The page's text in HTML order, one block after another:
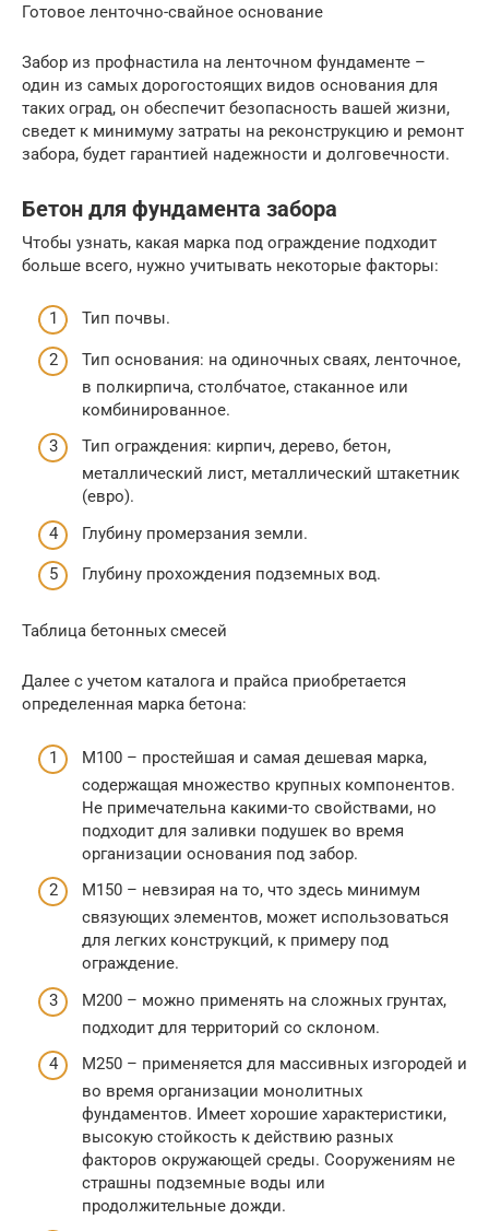
Готовое ленточно-свайное основание
Забор из профнастила на ленточном фундаменте –
один из самых дорогостоящих видов основания для
таких оград, он обеспечит безопасность вашей жизни,
сведет к минимуму затраты на реконструкцию и ремонт
забора, будет гарантией надежности и долговечности.
Бетон для фундамента забора
Чтобы узнать, какая марка под ограждение подходит
больше всего, нужно учитывать некоторые факторы:
Тип почвы.
Тип основания: на одиночных сваях, ленточное,
в полкирпича, столбчатое, стаканное или
комбинированное.
Тип ограждения: кирпич, дерево, бетон,
металлический лист, металлический штакетник
(евро).
Глубину промерзания земли.
Глубину прохождения подземных вод.
Таблица бетонных смесей
Далее с учетом каталога и прайса приобретается
определенная марка бетона:
М100 – простейшая и самая дешевая марка,
содержащая множество крупных компонентов.
Не примечательна какими-то свойствами, но
подходит для заливки подушек во время
организации основания под забор.
М150 – невзирая на то, что здесь минимум
связующих элементов, может использоваться
для легких конструкций, к примеру под
ограждение.
М200 – можно применять на сложных грунтах,
подходит для территорий со склоном.
М250 – применяется для массивных изгородей и
во время организации монолитных
фундаментов. Имеет хорошие характеристики,
высокую стойкость к действию разных
факторов окружающей среды. Сооружениям не
страшны подземные воды или
продолжительные дожди.